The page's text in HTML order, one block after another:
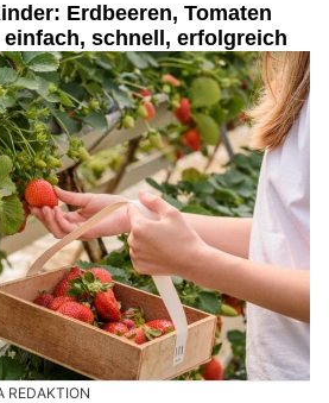
Erdbeeren, Tomaten
schnell, erfolgreich
REDAKTION